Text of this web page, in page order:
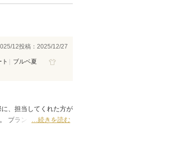
12投稿：2025/12/27
ブルベ夏
、担当してくれた方が
ブランドの信念がわか
…続きを読む